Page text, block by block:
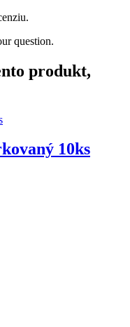
question.
produkt,
10ks